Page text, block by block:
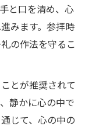
と口を清め、心
みます。参拝時
の作法を守るこ
とが推奨されて
静かに心の中で
じて、心の中の